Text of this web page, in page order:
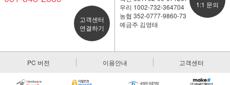
고객센터
연결하기
우리 1002-732-364704
농협 352-0777-9860-73
예금주 김영태
1:1 문의
PC 버전 이용안내 고객센터